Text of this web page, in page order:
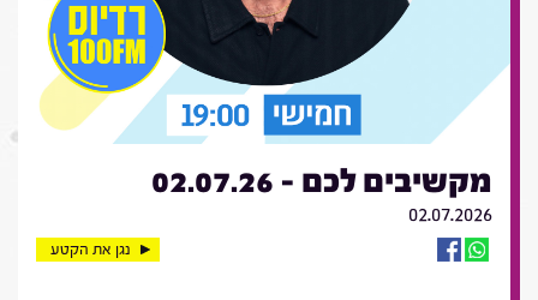
מקשיבים לכם - 02.07.26
02.07.2026
נגן את הקטע